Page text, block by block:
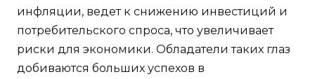
инфляции, ведет к снижению инвестиций и
потребительского спроса, что увеличивает
риски для экономики. Обладатели таких глаз
добиваются больших успехов в